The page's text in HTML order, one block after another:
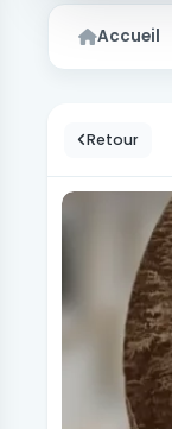
Accueil
Retour